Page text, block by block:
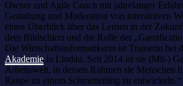
Owner und Agile Coach mit jahrelanger
Gestaltung und Moderation von interaktiven
einen Überblick über das Lernen in der
dem Bildschirm und die Rolle der
Die Wirtschaftsinformatikerin ist Trainerin bei
Akademie in Lindau. Seit 2014 ist sie (Mit-)
Arbeitswelt, in dessen Rahmen sie Menschen
Raupe zu einem Schmetterling zu entwickeln.“